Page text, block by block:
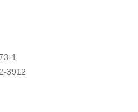
1
3912